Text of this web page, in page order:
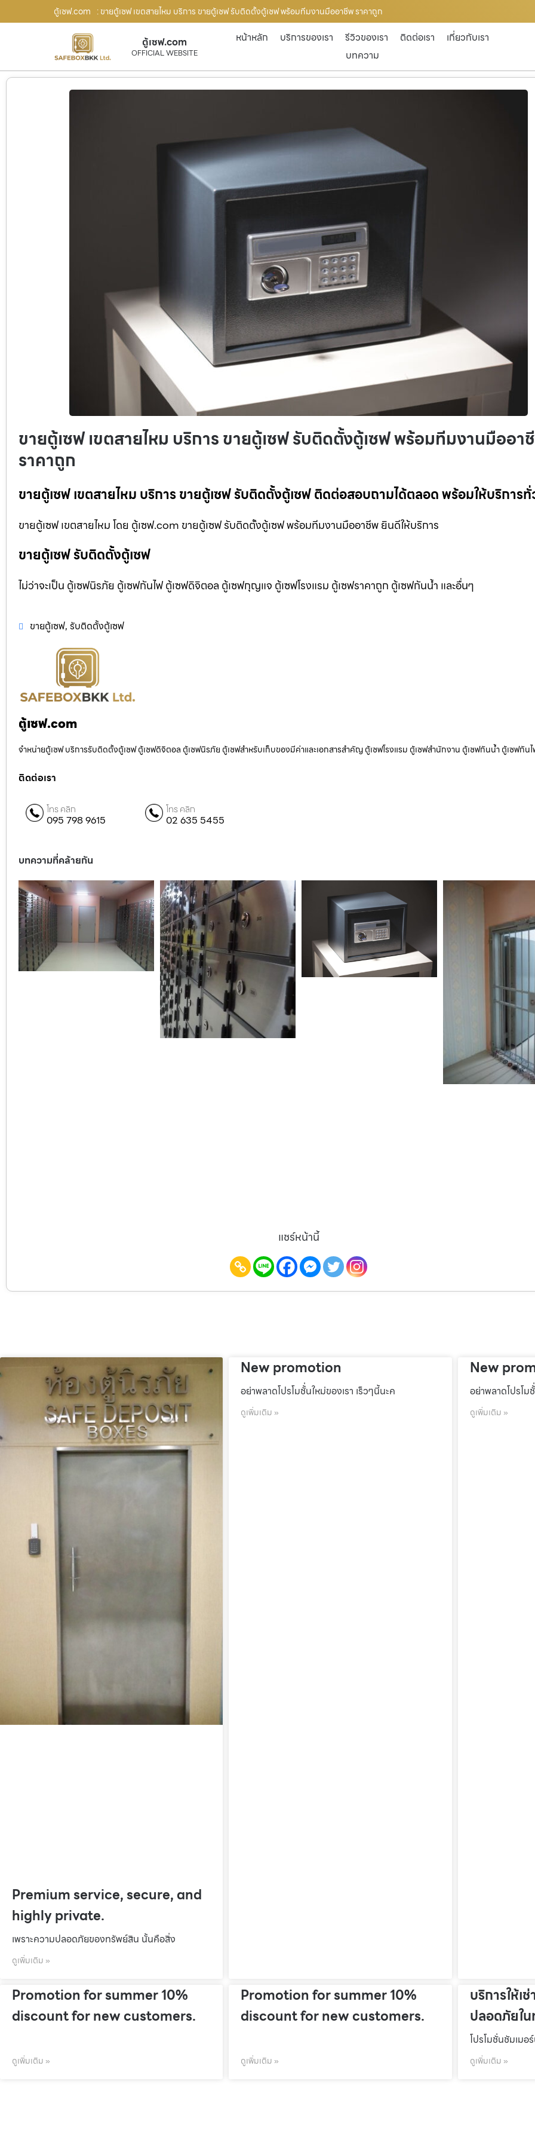
ตู้เซฟ.com : ขายตู้เซฟ เขตสายไหม บริการ ขายตู้เซฟ รับติดตั้งตู้เซฟ พร้อมทีมงานมืออาชีพ ราคาถูก
ตู้เซฟ.com
OFFICIAL WEBSITE
หน้าหลัก บริการของเรา รีวิวของเรา ติดต่อเรา
เกี่ยวกับเรา
บทความ
ขายตู้เซฟ เขตสายไหม บริการ ขายตู้เซฟ รับติดตั้งตู้เซฟ พร้อมทีมงานมืออา
ราคาถูก
ขายตู้เซฟ เขตสายไหม บริการ ขายตู้เซฟ รับติดตั้งตู้เซฟ ติดต่อสอบถามได้ตลอด พร้อมให้บริการทั่
ขายตู้เซฟ เขตสายไหม โดย ตู้เซฟ.com ขายตู้เซฟ รับติดตั้งตู้เซฟ พร้อมทีมงานมืออาชีพ ยินดีให้บริการ
ขายตู้เซฟ รับติดตั้งตู้เซฟ
ไม่ว่าจะเป็น ตู้เซฟนิรภัย ตู้เซฟกันไฟ ตู้เซฟดิจิตอล ตู้เซฟกุญแจ ตู้เซฟโรงแรม ตู้เซฟราคาถูก ตู้เซฟกันน้ำ และอื่นๆ
ขายตู้เซฟ, รับติดตั้งตู้เซฟ
ตู้เซฟ.com
จำหน่ายตู้เซฟ บริการรับติดตั้งตู้เซฟ ตู้เซฟดิจิตอล ตู้เซฟนิรภัย ตู้เซฟสำหรับเก็บของมีค่าและเอกสารสำคัญ ตู้เซฟโรงแรม ตู้เซฟสำนักงาน ตู้เซฟกันน้ำ ตู้เซฟกัน
ติดต่อเรา
โทร คลิก
095 798 9615
โทร คลิก
02 635 5455
บทความที่คล้ายกัน
แชร์หน้านี้
Premium service, secure, and
highly private.
เพราะความปลอดภัยของทรัพย์สิน นั้นคือสิ่ง
ดูเพิ่มเติม »
New promotion
อย่าพลาดโปรโมชั้่นใหม่ของเรา เร็วๆนี้นะค
ดูเพิ่มเติม »
New
อย่าพลาดโปรโม
ดูเพิ่มเติม »
Promotion for summer 10%
discount for new customers.
ดูเพิ่มเติม »
Promotion for summer 10%
discount for new customers.
ดูเพิ่มเติม »
บริการให้เ
ปลอดภัยใ
โปรโมชั่นชัมเมอ
ดูเพิ่มเติม »